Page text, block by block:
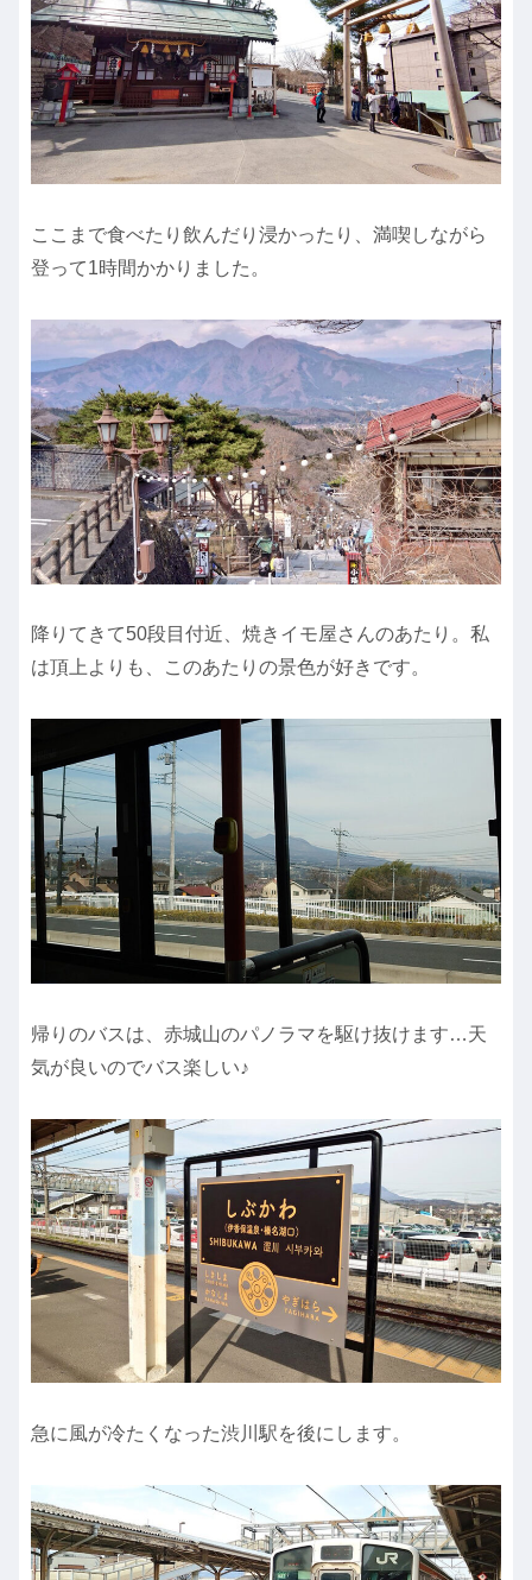
ここまで食べたり飲んだり浸かったり、満喫しながら
登って1時間かかりました。
降りてきて50段目付近、焼きイモ屋さんのあたり。私
は頂上よりも、このあたりの景色が好きです。
帰りのバスは、赤城山のパノラマを駆け抜けます…天
気が良いのでバス楽しい♪
急に風が冷たくなった渋川駅を後にします。